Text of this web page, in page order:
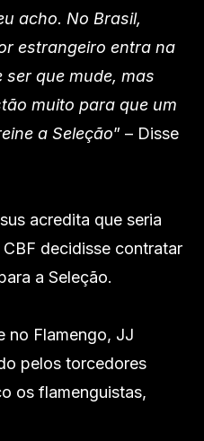
acho. No Brasil,
estrangeiro entra na
ser que mude, mas
muito para que um
a Seleção” – Disse
acredita que seria
decidisse contratar
a Seleção.
no Flamengo, JJ
pelos torcedores
os flamenguistas,